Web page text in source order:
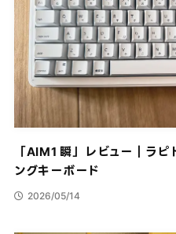
「AIM1 瞬」レビュー｜ラ
ングキーボード
2026/05/14